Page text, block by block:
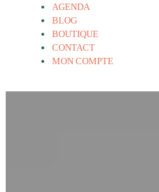
AGENDA
BLOG
BOUTIQUE
CONTACT
MON COMPTE